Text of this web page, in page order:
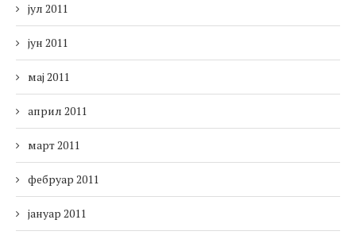
јул 2011
јун 2011
мај 2011
април 2011
март 2011
фебруар 2011
јануар 2011